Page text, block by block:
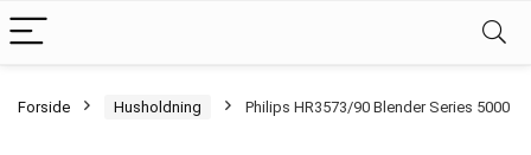
Forside Husholdning Philips HR3573/90 Blender Series 5000